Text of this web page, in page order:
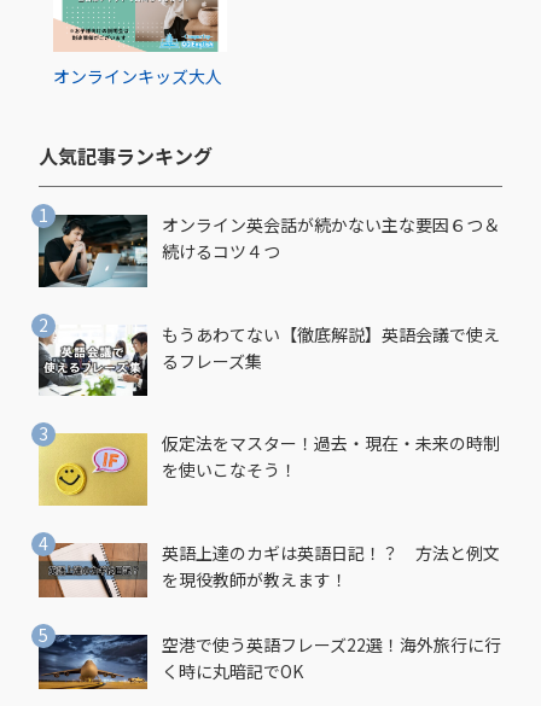
オンラインキッズ大人
人気記事ランキング​
オンライン英会話が続かない主な要因６つ＆
続けるコツ４つ
もうあわてない【徹底解説】英語会議で使え
るフレーズ集
仮定法をマスター！過去・現在・未来の時制
を使いこなそう！
英語上達のカギは英語日記！？ 方法と例文
を現役教師が教えます！
空港で使う英語フレーズ22選！海外旅行に行
く時に丸暗記でOK